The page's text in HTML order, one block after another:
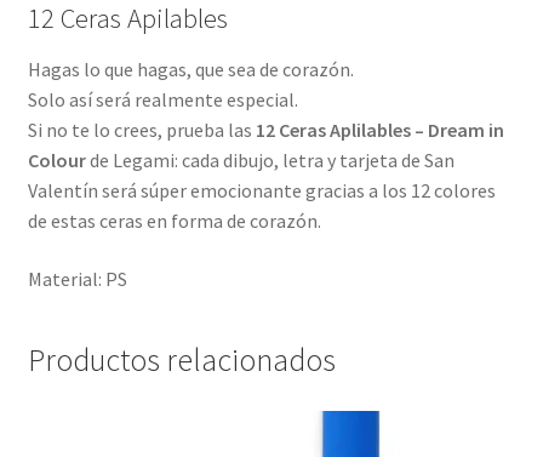
12 Ceras Apilables
Hagas lo que hagas, que sea de corazón.
Solo así será realmente especial.
Si no te lo crees, prueba las 12 Ceras Aplilables – Dream in
Colourde Legami: cada dibujo, letra y tarjeta de San
Valentín será súper emocionante gracias a los 12 colores
de estas ceras en forma de corazón.
Material: PS
Productos relacionados